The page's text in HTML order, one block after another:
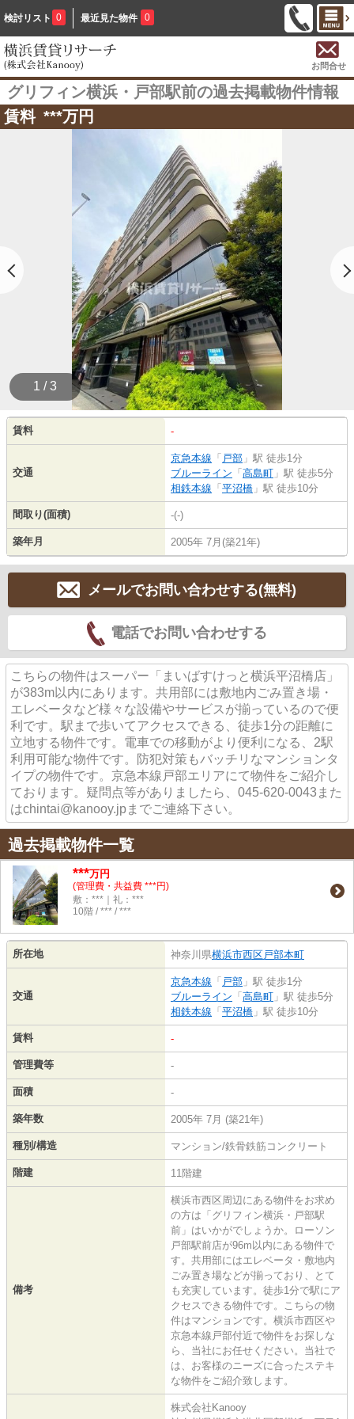
検討リスト 0 最近見た物件 0
お問合せ
グリフィン横浜・戸部駅前の過去掲載物件情報
賃料 ***万円
1 / 3
賃料 -
交通
京急本線 「 戸部 」駅 徒歩1分
ブルーライン 「 高島町 」駅 徒歩5分
相鉄本線 「 平沼橋 」駅 徒歩10分
間取り(面積) -(-)
築年月 2005年 7月(築21年)
メールでお問い合わせする(無料)
電話でお問い合わせする
こちらの物件はスーパー「まいばすけっと横浜平沼橋店」
が383m以内にあります。共用部には敷地内ごみ置き場・
エレベータなど様々な設備やサービスが揃っているので便
利です。駅まで歩いてアクセスできる、徒歩1分の距離に
立地する物件です。電車での移動がより便利になる、2駅
利用可能な物件です。防犯対策もバッチリなマンションタ
イプの物件です。京急本線戸部エリアにて物件をご紹介し
ております。疑問点等がありましたら、045-620-0043また
はchintai@kanooy.jpまでご連絡下さい。
過去掲載物件一覧
***万円
(管理費・共益費 ***円)
敷：***｜礼：***
10階 / *** / ***
所在地 神奈川県横浜市西区戸部本町
交通
京急本線 「 戸部 」駅 徒歩1分
ブルーライン 「 高島町 」駅 徒歩5分
相鉄本線 「 平沼橋 」駅 徒歩10分
賃料 -
管理費等 -
面積 -
築年数 2005年 7月 (築21年)
種別/構造 マンション/鉄骨鉄筋コンクリート
階建 11階建
備考
横浜市西区周辺にある物件をお求め
の方は「グリフィン横浜・戸部駅
前」はいかがでしょうか。ローソン
戸部駅前店が96m以内にある物件で
す。共用部にはエレベータ・敷地内
ごみ置き場などが揃っており、とて
も充実しています。徒歩1分で駅にア
クセスできる物件です。こちらの物
件はマンションです。横浜市西区や
京急本線戸部付近で物件をお探しな
ら、当社にお任せください。当社で
は、お客様のニーズに合ったステキ
な物件をご紹介致します。
株式会社Kanooy